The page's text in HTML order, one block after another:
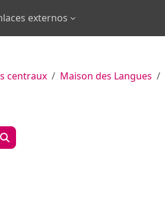
externos
centraux Maison des Langues
Buscar cursos
Buscar cursos